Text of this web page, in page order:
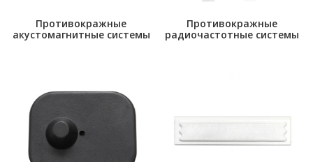
Противокражные
акустомагнитные системы
Противокражные
радиочастотные системы